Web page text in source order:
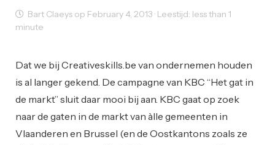
Bart Claeys op February 4, 2013 · Leestijd: less than 1
minute
Dat we bij Creativeskills.be van ondernemen houden
is al langer gekend. De campagne van KBC “Het gat in
de markt” sluit daar mooi bij aan. KBC gaat op zoek
naar de gaten in de markt van àlle gemeenten in
Vlaanderen en Brussel (en de Oostkantons zoals ze